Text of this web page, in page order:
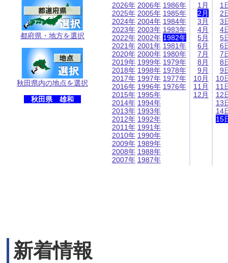
都府県・地方を選択
秋田県内の地点を選択
秋田県 雄和
2026年
2025年
2024年
2023年
2022年
2021年
2020年
2019年
2018年
2017年
2016年
2015年
2014年
2013年
2012年
2011年
2010年
2009年
2008年
2007年
2006年
2005年
2004年
2003年
2002年
2001年
2000年
1999年
1998年
1997年
1996年
1995年
1994年
1993年
1992年
1991年
1990年
1989年
1988年
1987年
1986年
1985年
1984年
1983年
1982年
1981年
1980年
1979年
1978年
1977年
1976年
1月
2月
3月
4月
5月
6月
7月
8月
9月
10月
11月
12月
1
2
3
4
5
6
7
8
9
10
11
12
13
14
15
新着情報